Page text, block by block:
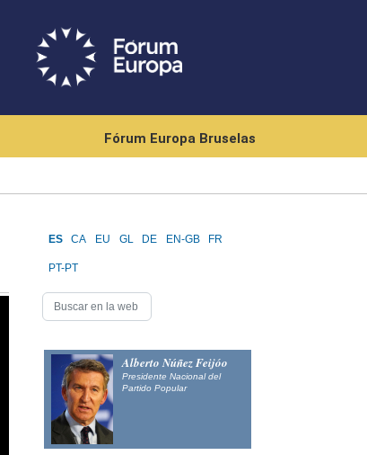
Fórum Europa Bruselas
ES CA EU GL DE EN-GB FR
PT-PT
Alberto Núñez Feijóo
Presidente Nacional del
Partido Popular